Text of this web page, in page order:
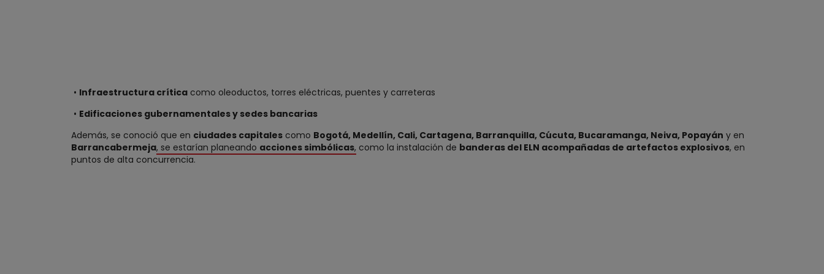
• Infraestructura crítica como oleoductos, torres eléctricas, puentes y carreteras
• Edificaciones gubernamentales y sedes bancarias
Además, se conoció que en ciudades capitales como Bogotá, Medellín, Cali, Cartagena, Barranquilla, Cúcuta, Bucaramanga, Neiva, Popayán y en
Barrancabermeja, se estarían planeando acciones simbólicas, como la instalación de banderas del ELN acompañadas de artefactos explosivos, en
puntos de alta concurrencia.